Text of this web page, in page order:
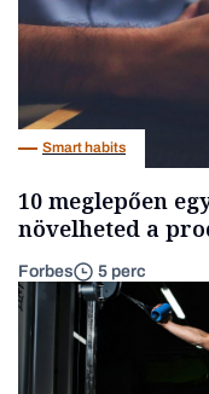
Smart habits
10 meglepően
növelheted a
Forbes 5 perc